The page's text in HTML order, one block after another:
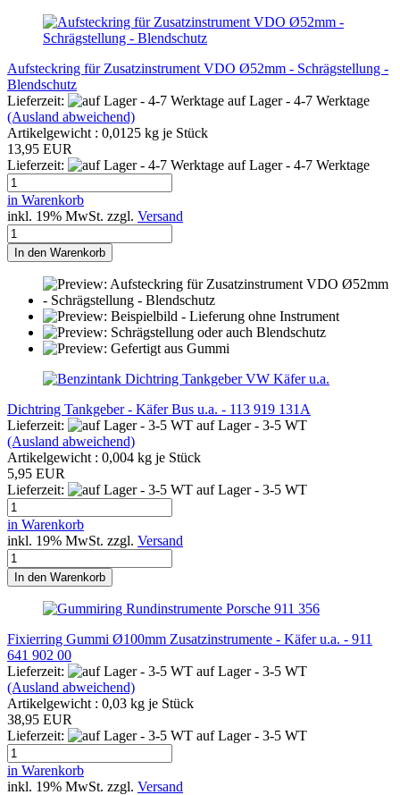
Aufsteckring für Zusatzinstrument VDO Ø52mm - Schrägstellung -
Blendschutz
Lieferzeit:
auf Lager - 4-7 Werktage
(Ausland abweichend)
Artikelgewicht : 0,0125 kg je Stück
13,95 EUR
Lieferzeit:
auf Lager - 4-7 Werktage
in Warenkorb
inkl. 19% MwSt. zzgl. Versand
In den Warenkorb
Dichtring Tankgeber - Käfer Bus u.a. - 113 919 131A
Lieferzeit:
auf Lager - 3-5 WT
(Ausland abweichend)
Artikelgewicht : 0,004 kg je Stück
5,95 EUR
Lieferzeit:
auf Lager - 3-5 WT
in Warenkorb
inkl. 19% MwSt. zzgl. Versand
In den Warenkorb
Fixierring Gummi Ø100mm Zusatzinstrumente - Käfer u.a. - 911
641 902 00
Lieferzeit:
auf Lager - 3-5 WT
(Ausland abweichend)
Artikelgewicht : 0,03 kg je Stück
38,95 EUR
Lieferzeit:
auf Lager - 3-5 WT
in Warenkorb
inkl. 19% MwSt. zzgl. Versand